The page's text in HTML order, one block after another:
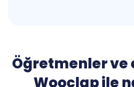
Öğretmenler
Wooclap ile